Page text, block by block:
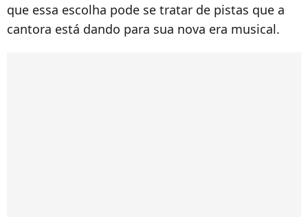
que essa escolha pode se tratar de pistas que a
cantora está dando para sua nova era musical.